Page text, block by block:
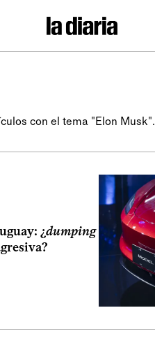
con el tema "Elon Musk".
¿dumping